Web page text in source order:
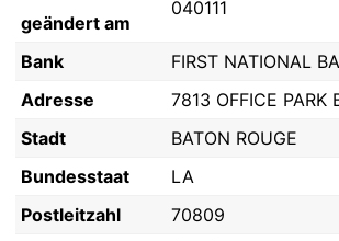
geändert am
040111
Bank
FIRST NATIONAL
Adresse
7813 OFFICE PARK
Stadt
BATON ROUGE
Bundesstaat
LA
Postleitzahl
70809